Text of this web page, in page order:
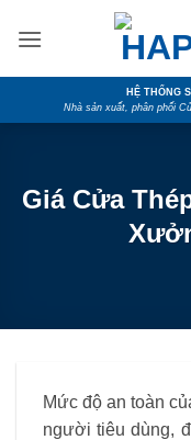
HỆ THỐNG
Nhà sản xuất, phân phối
Giá Cửa
Mức độ an toàn
người tiêu dùng,